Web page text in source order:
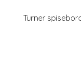
Turner